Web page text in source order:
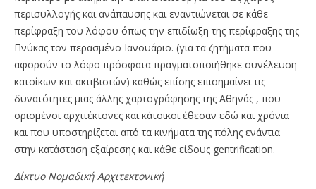
περισυλλογής και ανάπαυσης και εναντιώνεται σε κάθε
περίφραξη του λόφου όπως την επιδίωξη της περίφραξης της
Πνύκας τον περασμένο Ιανουάριο. (για τα ζητήματα που
αφορούν το λόφο πρόσφατα πραγματοποιήθηκε συνέλευση
κατοίκων και ακτιβιστών) καθώς επίσης επισημαίνει τις
δυνατότητες μιας άλλης χαρτογράφησης της Αθηνάς , που
ορισμένοι αρχιτέκτονες και κάτοικοι έθεσαν εδώ και χρόνια
και που υποστηρίζεται από τα κινήματα της πόλης ενάντια
στην κατάσταση εξαίρεσης και κάθε είδους gentrification.
Δίκτυο Νομαδική Αρχιτεκτονική